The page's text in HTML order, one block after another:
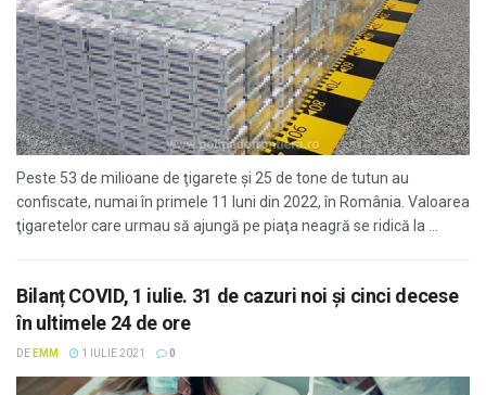
Peste 53 de milioane de ţigarete şi 25 de tone de tutun au
confiscate, numai în primele 11 luni din 2022, în România. Valoarea
ţigaretelor care urmau să ajungă pe piaţa neagră se ridică la ...
Bilanț COVID, 1 iulie. 31 de cazuri noi și cinci decese
în ultimele 24 de ore
DE EMM 1 IULIE 2021 0